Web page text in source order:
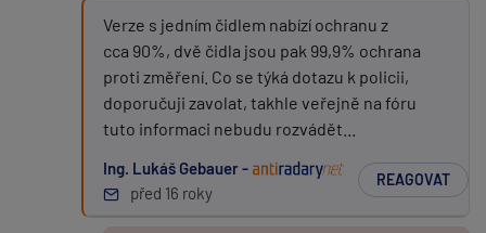
Verze s jedním čidlem nabízí ochranu z
cca 90%, dvě čidla jsou pak 99,9% ochrana
proti změření. Co se týká dotazu k policii,
doporučuji zavolat, takhle veřejně na fóru
tuto informaci nebudu rozvádět...
Ing. Lukáš Gebauer -
před 16 roky
REAGOVAT